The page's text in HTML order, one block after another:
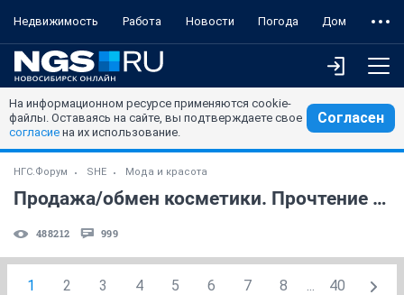
Недвижимость Работа Новости Погода Дом
На информационном ресурсе применяются cookie-
файлы. Оставаясь на сайте, вы подтверждаете свое
согласие на их использование.
Согласен
НГС.Форум SHE Мода и красота
Продажа/обмен косметики. Прочтение правил - ОБЯЗАТЕЛЬНО (часть 15)
488212 999
1 2 3 4 5 6 7 8 ... 40